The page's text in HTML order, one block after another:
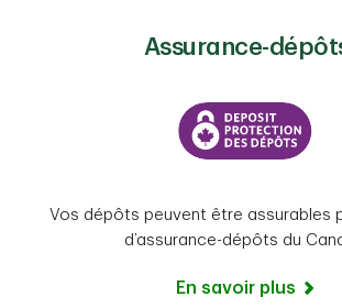
Assurance-
Vos dépôts peuvent être assurables
d’assurance-dépôts du
En savoir plus